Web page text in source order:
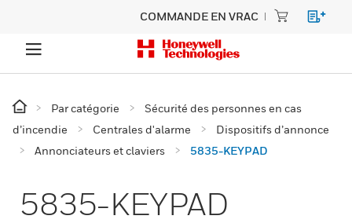
COMMANDE EN VRAC
Par catégorie
Sécurité des personnes en cas
d’incendie
Centrales d'alarme
Dispositifs d’annonce
Annonciateurs et claviers
5835-KEYPAD
5835-KEYPAD